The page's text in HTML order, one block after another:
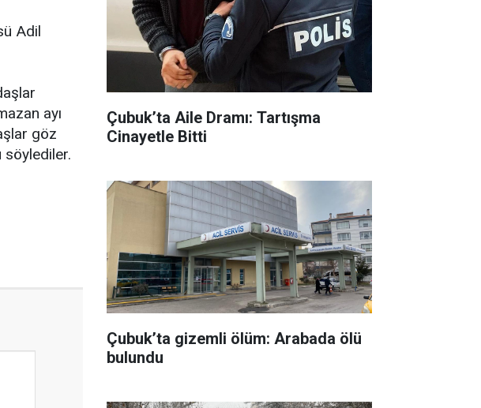
Adil
ayı
göz
söylediler.
Çubuk’ta Aile Dramı: Tartışma
Cinayetle Bitti
Çubuk’ta gizemli ölüm: Arabada ölü
bulundu